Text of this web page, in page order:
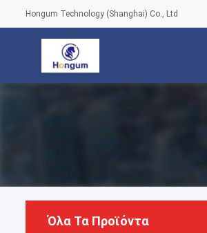
Hongum Technology (Shanghai) Co., Ltd
Όλα Τα Προϊόντα